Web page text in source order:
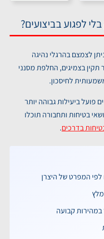
לפגוע בביצועים?
לצמצם בהרגלי נהיגה
תקין בצמיגים, החלפת מסנני
לחיסכון.
פועל ביעילות גבוהה יותר
בטיחות ותחבורה תוכלו
בדרכים.
לפי המפרט של היצרן
במהירות קבועה